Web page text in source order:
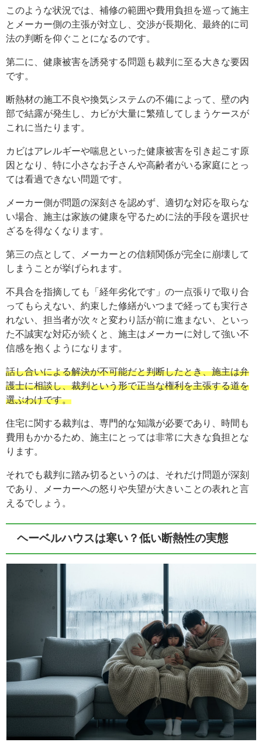
このような状況では、補修の範囲や費用負担を巡って施主
とメーカー側の主張が対立し、交渉が長期化、最終的に司
法の判断を仰ぐことになるのです。
第二に、健康被害を誘発する問題も裁判に至る大きな要因
です。
断熱材の施工不良や換気システムの不備によって、壁の内
部で結露が発生し、カビが大量に繁殖してしまうケースが
これに当たります。
カビはアレルギーや喘息といった健康被害を引き起こす原
因となり、特に小さなお子さんや高齢者がいる家庭にとっ
ては看過できない問題です。
メーカー側が問題の深刻さを認めず、適切な対応を取らな
い場合、施主は家族の健康を守るために法的手段を選択せ
ざるを得なくなります。
第三の点として、メーカーとの信頼関係が完全に崩壊して
しまうことが挙げられます。
不具合を指摘しても「経年劣化です」の一点張りで取り合
ってもらえない、約束した修繕がいつまで経っても実行さ
れない、担当者が次々と変わり話が前に進まない、といっ
た不誠実な対応が続くと、施主はメーカーに対して強い不
信感を抱くようになります。
話し合いによる解決が不可能だと判断したとき、施主は弁
護士に相談し、裁判という形で正当な権利を主張する道を
選ぶわけです。
住宅に関する裁判は、専門的な知識が必要であり、時間も
費用もかかるため、施主にとっては非常に大きな負担とな
ります。
それでも裁判に踏み切るというのは、それだけ問題が深刻
であり、メーカーへの怒りや失望が大きいことの表れと言
えるでしょう。
ヘーベルハウスは寒い？低い断熱性の実態